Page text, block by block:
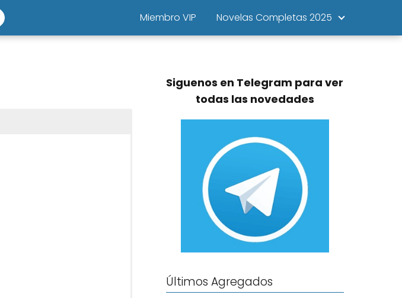
Miembro VIP Novelas Completas 2025
Siguenos en Telegram para ver
todas las novedades
Últimos Agregados